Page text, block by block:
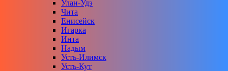
Улан-Удэ
Чита
Енисейск
Игарка
Инта
Надым
Усть-Илимск
Усть-Кут